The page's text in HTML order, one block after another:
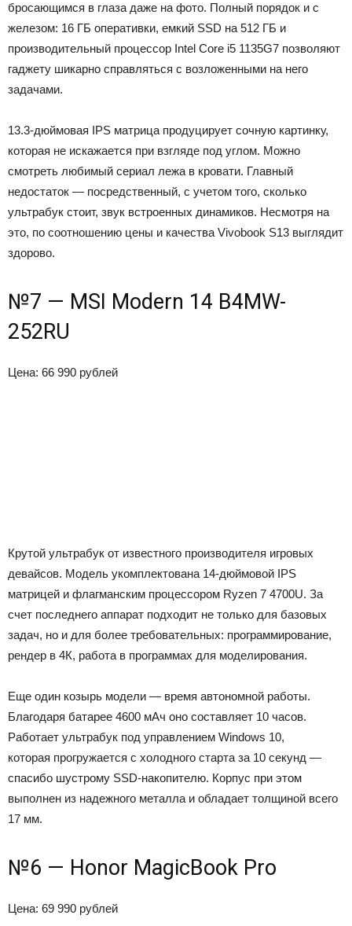
бросающимся в глаза даже на фото. Полный порядок и с
железом: 16 ГБ оперативки, емкий SSD на 512 ГБ и
производительный процессор Intel Core i5 1135G7 позволяют
гаджету шикарно справляться с возложенными на него
задачами.
13.3-дюймовая IPS матрица продуцирует сочную картинку,
которая не искажается при взгляде под углом. Можно
смотреть любимый сериал лежа в кровати. Главный
недостаток — посредственный, с учетом того, сколько
ультрабук стоит, звук встроенных динамиков. Несмотря на
это, по соотношению цены и качества Vivobook S13 выглядит
здорово.
№7 — MSI Modern 14 B4MW-
252RU
Цена: 66 990 рублей
Крутой ультрабук от известного производителя игровых
девайсов. Модель укомплектована 14-дюймовой IPS
матрицей и флагманским процессором Ryzen 7 4700U. За
счет последнего аппарат подходит не только для базовых
задач, но и для более требовательных: программирование,
рендер в 4К, работа в программах для моделирования.
Еще один козырь модели — время автономной работы.
Благодаря батарее 4600 мАч оно составляет 10 часов.
Работает ультрабук под управлением Windows 10,
которая прогружается с холодного старта за 10 секунд —
спасибо шустрому SSD-накопителю. Корпус при этом
выполнен из надежного металла и обладает толщиной всего
17 мм.
№6 — Honor MagicBook Pro
Цена: 69 990 рублей